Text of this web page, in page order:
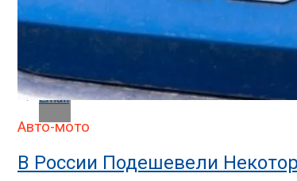
Whatsapp
Email
Авто-мото
В России Подешевели